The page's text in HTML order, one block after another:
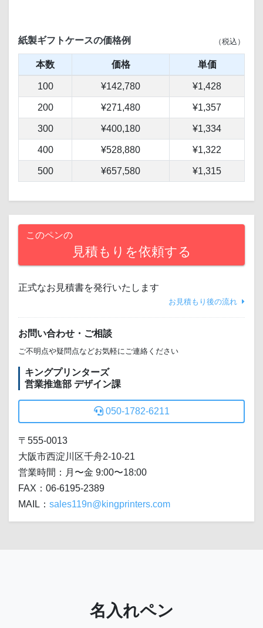
紙製ギフトケースの価格例 （税込）
本数 価格 単価
100 ¥142,780 ¥1,428
200 ¥271,480 ¥1,357
300 ¥400,180 ¥1,334
400 ¥528,880 ¥1,322
500 ¥657,580 ¥1,315
このペンの
見積もりを依頼する
正式なお見積書を発行いたします
お見積もり後の流れ
お問い合わせ・ご相談
ご不明点や疑問点などお気軽にご連絡ください
キングプリンターズ
営業推進部 デザイン課
050-1782-6211
〒555-0013
大阪市西淀川区千舟2-10-21
営業時間：月〜金 9:00〜18:00
FAX：06-6195-2389
MAIL： sales119n@kingprinters.com
名入れペン